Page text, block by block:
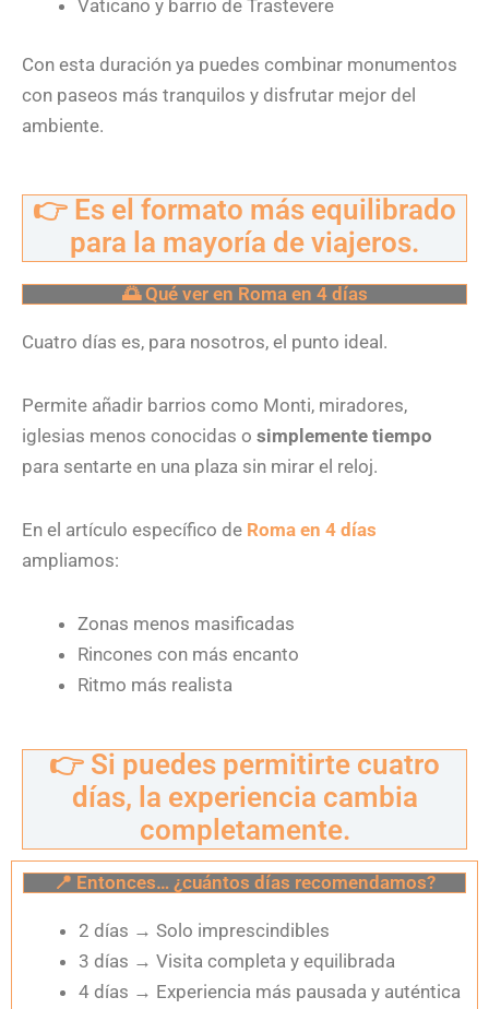
Vaticano y barrio de Trastevere
Con esta duración ya puedes combinar monumentos
con paseos más tranquilos y disfrutar mejor del
ambiente.
👉 Es el formato más equilibrado
para la mayoría de viajeros.
🌅 Qué ver en Roma en 4 días
Cuatro días es, para nosotros, el punto ideal.
Permite añadir barrios como Monti, miradores,
iglesias menos conocidas o simplemente tiempo
para sentarte en una plaza sin mirar el reloj.
En el artículo específico de Roma en 4 días
ampliamos:
Zonas menos masificadas
Rincones con más encanto
Ritmo más realista
👉 Si puedes permitirte cuatro
días, la experiencia cambia
completamente.
📍 Entonces… ¿cuántos días recomendamos?
2 días → Solo imprescindibles
3 días → Visita completa y equilibrada
4 días → Experiencia más pausada y auténtica